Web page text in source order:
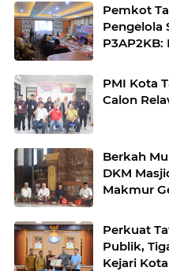
Pemkot
Pengelola
PMI Kota
Calon
Berkah
DKM
Makmur
Perkuat
Publik,
Kejari